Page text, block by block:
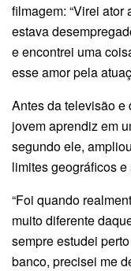
filmagem: “Virei ator
estava
e encontrei uma
esse amor pela
Antes da televisão e
jovem aprendiz em
segundo ele,
limites geográficos
“Foi quando
muito diferente
sempre estudei
banco, precisei me